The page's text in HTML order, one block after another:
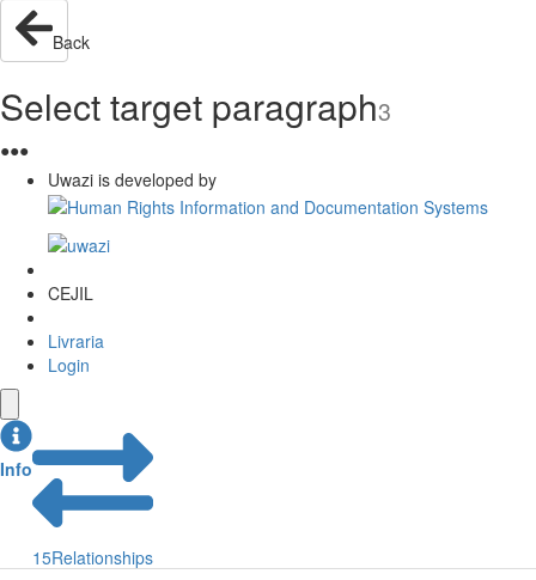
Back
Select target paragraph3
●●●
Uwazi is developed by
CEJIL
Livraria
Login
Info
15Relationships